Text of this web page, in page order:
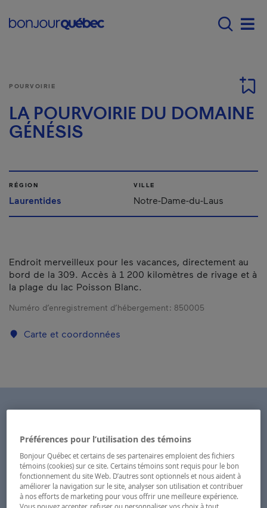
Main navigation -
POURVOIRIE
LA POURVOIRIE DU DOMAINE
GÉNÉSIS
RÉGION
Laurentides
VILLE
Notre-Dame-du-Laus
Endroit merveilleux pour les vacances, directement au
bord de la 309. Accès à 1 200 kilomètres de rivage et à
la plage du lac Poisson Blanc.
Numéro d’enregistrement d’hébergement : 850005
Carte et coordonnées
Préférences pour l’utilisation des témoins
Bonjour Québec et certains de ses partenaires emploient des fichiers
témoins (cookies) sur ce site. Certains témoins sont requis pour le bon
fonctionnement du site Web. D’autres sont optionnels et nous aident à
améliorer la navigation sur le site, analyser son utilisation et contribuer
à nos efforts de marketing pour vous offrir une meilleure expérience.